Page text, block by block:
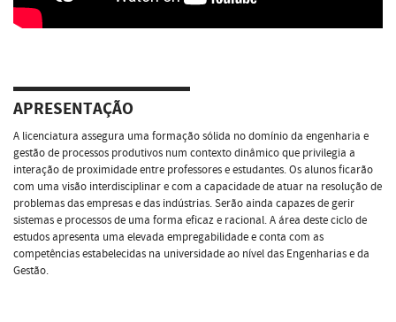
APRESENTAÇÃO
A licenciatura assegura uma formação sólida no domínio da engenharia e
gestão de processos produtivos num contexto dinâmico que privilegia a
interação de proximidade entre professores e estudantes. Os alunos ficarão
com uma visão interdisciplinar e com a capacidade de atuar na resolução de
problemas das empresas e das indústrias. Serão ainda capazes de gerir
sistemas e processos de uma forma eficaz e racional. A área deste ciclo de
estudos apresenta uma elevada empregabilidade e conta com as
competências estabelecidas na universidade ao nível das Engenharias e da
Gestão.